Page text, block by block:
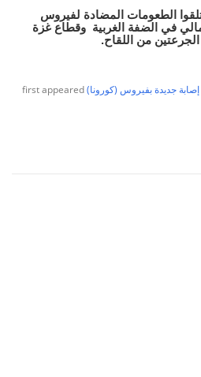
الطعومات المضادة لفيروس
في الضفة الغربية وقطاع غزة
first appeared